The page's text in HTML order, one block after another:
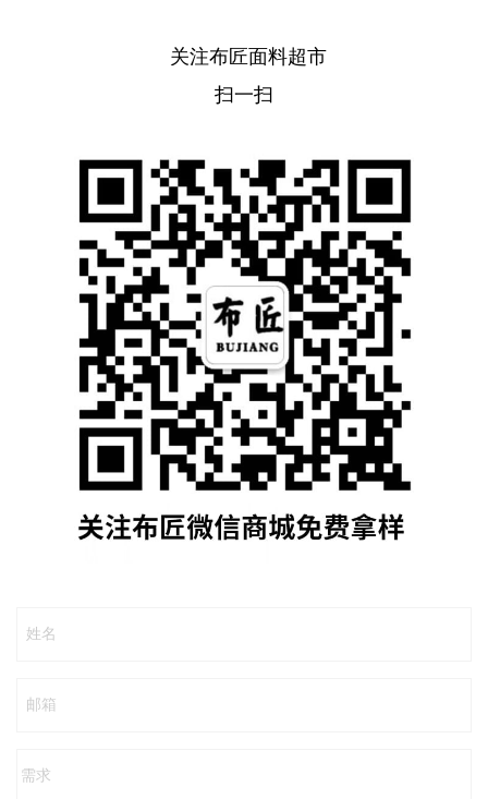
关注布匠面料超市
扫一扫
姓名
邮箱
需求